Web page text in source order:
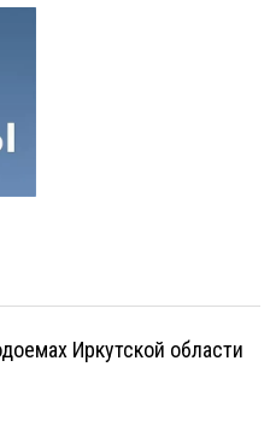
Иркутской области